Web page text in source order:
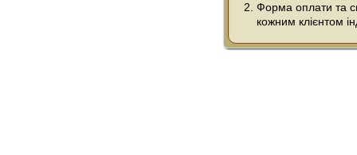
Форма оплати та
кожним клієнтом